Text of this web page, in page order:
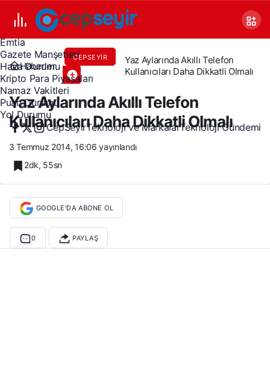
Covid 19
Döviz Kurları
Emtia
Gazete Manşetleri
Hava Durumu
Kripto Para Piyasaları
Namaz Vakitleri
Puan Durumu
Yol Durumu
CepSeyirTeknoloji ve MarkalarTeknoloji Gündemi
Haberler
CEPSEYIR
Yaz Aylarında Akıllı Telefon
Kullanıcıları Daha Dikkatli Olmalı
Yaz Aylarında Akıllı Telefon
Kullanıcıları Daha Dikkatli Olmalı
3 Temmuz 2014, 16:06 yayınlandı
2dk, 55sn
GOOGLE'DA ABONE OL
0 PAYLAŞ